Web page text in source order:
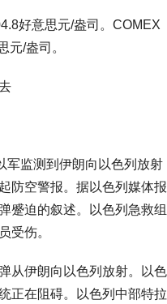
好意思元/盎司。COMEX
元/盎司。
军监测到伊朗向以色列放射
防空警报。据以色列媒体报
蹙迫的叙述。以色列急救组
受伤。
从伊朗向以色列放射。以色
正在阻碍。以色列中部特拉